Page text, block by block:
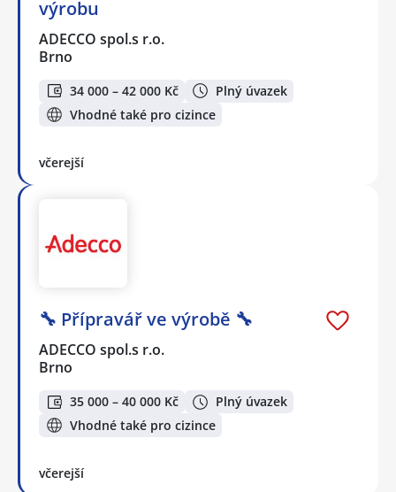
výrobu
ADECCO spol.s r.o.
Brno
34 000 – 42 000 Kč
Plný úvazek
Vhodné také pro cizince
včerejší
🔧 Přípravář ve výrobě 🔧
ADECCO spol.s r.o.
Brno
35 000 – 40 000 Kč
Plný úvazek
Vhodné také pro cizince
včerejší